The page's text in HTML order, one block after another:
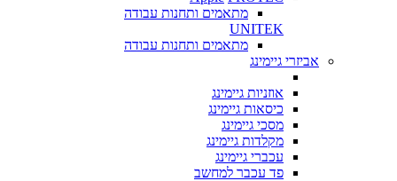
מתאמים ותחנות עבודה
UNITEK
מתאמים ותחנות עבודה
אביזרי גיימינג
אוזניות גיימינג
כיסאות גיימינג
מסכי גיימינג
מקלדות גיימינג
עכברי גיימינג
פד עכבר למחשב